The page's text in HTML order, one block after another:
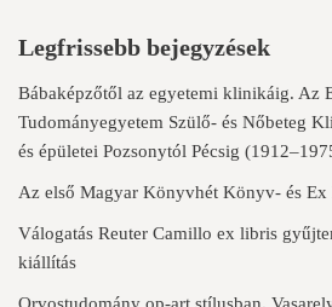
Legfrissebb bejegyzések
Bábaképzőtől az egyetemi klinikáig. Az
Tudományegyetem Szülő- és Nőbeteg
és épületei Pozsonytól Pécsig
Az első Magyar Könyvhét Könyv- és Ex
Válogatás Reuter Camillo ex libris
kiállítás